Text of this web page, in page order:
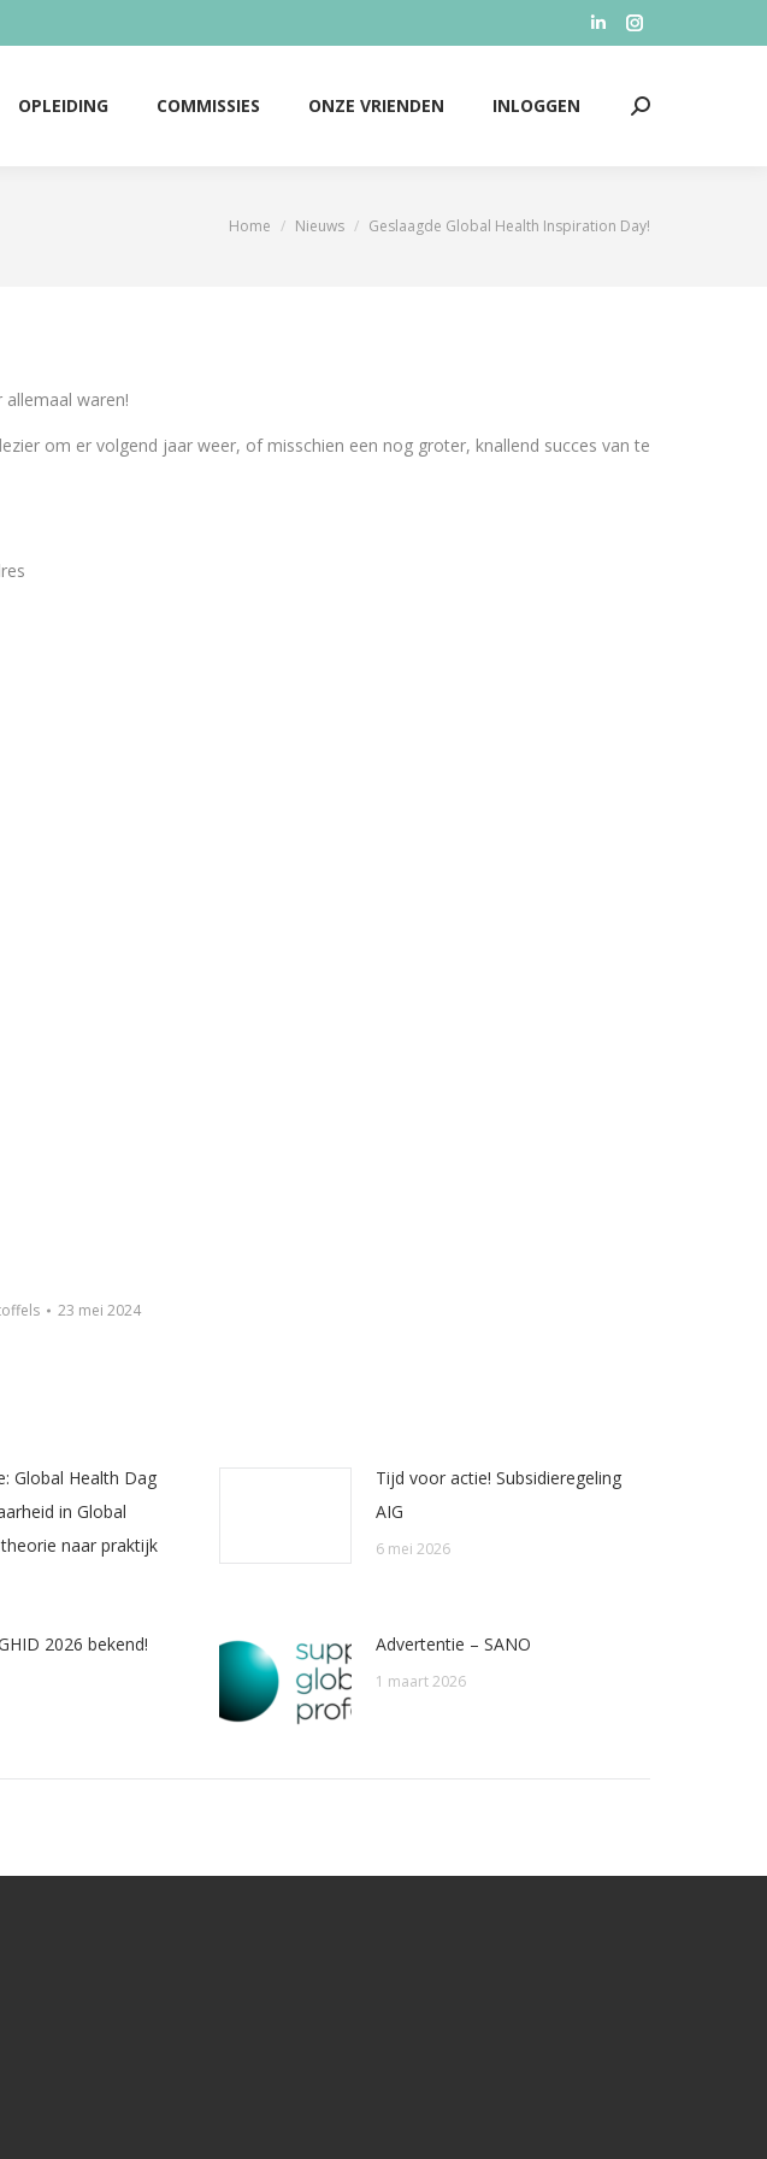
Linkedin
opens
Instagram
opens
OPLEIDING COMMISSIES ONZE VRIENDEN INLOGGEN Zoeken:
Je bent hier:
Home Nieuws Geslaagde Global Health Inspiration Day!
waren!
om er volgend jaar weer, of misschien een nog groter, knallend succes van te
23 mei 2024
Global Health Dag
in Global
naar praktijk
Tijd voor actie! Subsidieregeling
AIG
6 mei 2026
2026 bekend! Advertentie – SANO
1 maart 2026
OPLEIDING COMMISSIES ONZE VRIENDEN INLOGGEN Zoeken: